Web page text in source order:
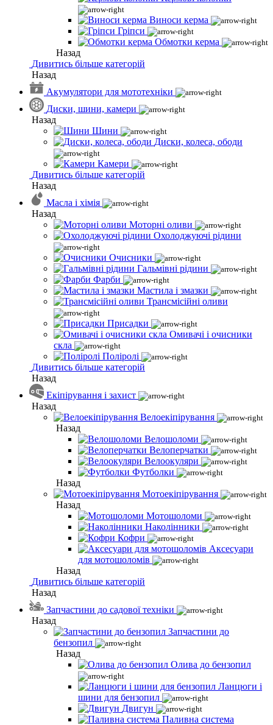
Виноси керма
Гріпси
Обмотки керма
Назад
Дивитись більше категорій
Назад
Акумулятори для мототехніки
Диски, шини, камери
Назад
Шини
Диски, колеса, ободи
Камери
Дивитись більше категорій
Назад
Масла і хімія
Назад
Моторні оливи
Охолоджуючі рідини
Очисники
Гальмівні рідини
Фарби
Мастила і змазки
Трансмісійні оливи
Присадки
Омивачі і очисники
скла
Поліролі
Дивитись більше категорій
Назад
Екіпірування і захист
Назад
Велоекіпірування
Назад
Велошоломи
Велоперчатки
Велоокуляри
Футболки
Назад
Мотоекіпірування
Назад
Мотошоломи
Наколінники
Кофри
Аксесуари
для мотошоломів
Назад
Дивитись більше категорій
Назад
Запчастини до садової техніки
Назад
Запчастини до
бензопил
Назад
Олива до бензопил
Ланцюги і
шини для бензопил
Двигун
Паливна система